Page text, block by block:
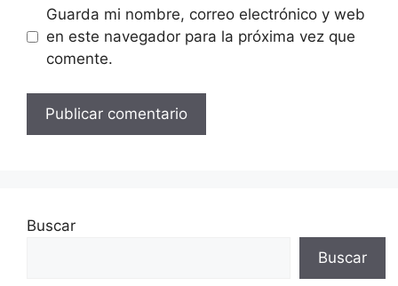
Guarda mi nombre, correo electrónico y web
en este navegador para la próxima vez que
comente.
Buscar
Buscar